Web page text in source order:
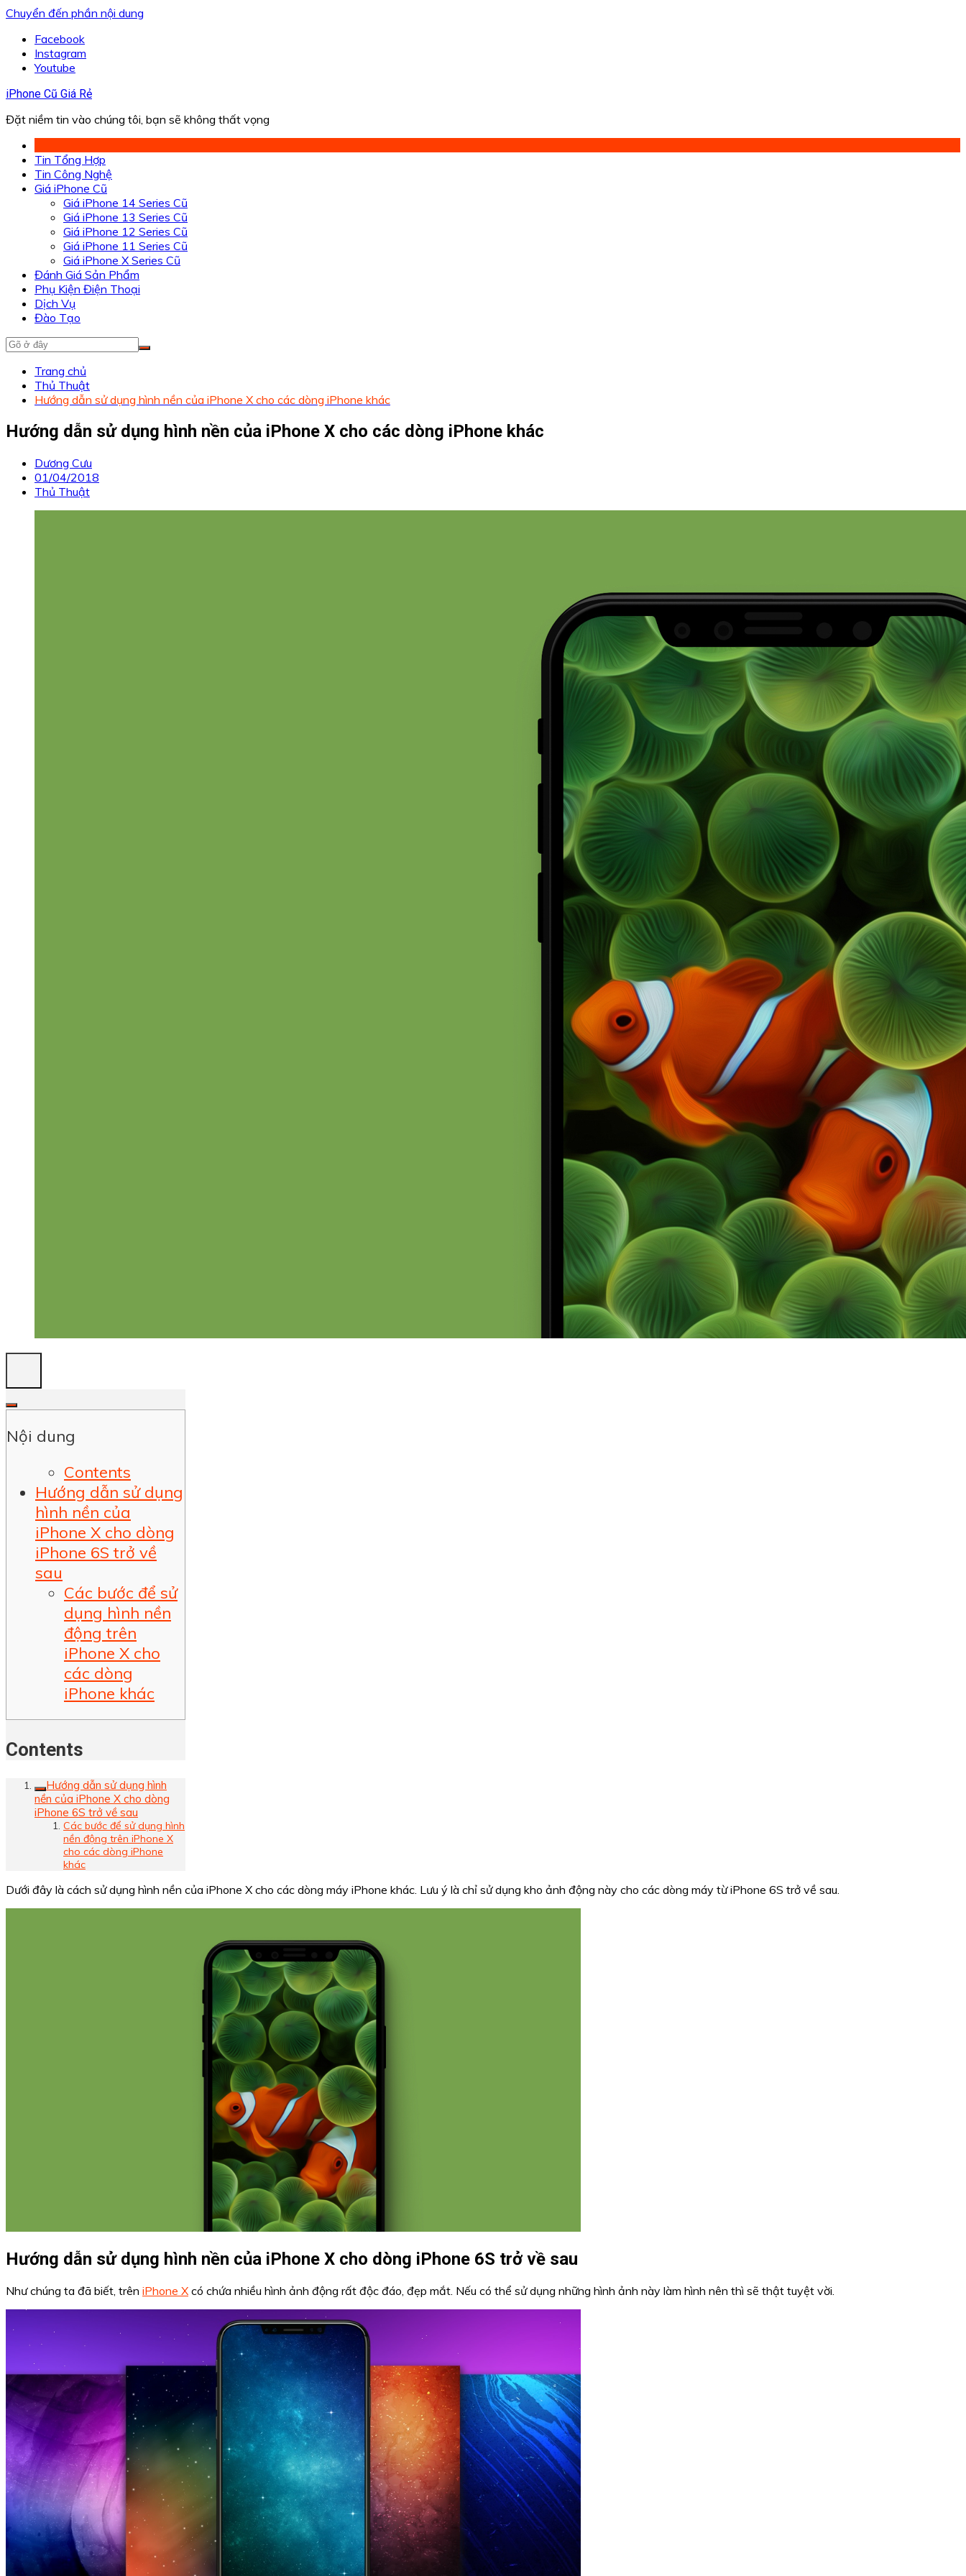
Chuyển đến phần nội dung
Facebook
Instagram
Youtube
iPhone Cũ Giá Rẻ
Đặt niềm tin vào chúng tôi, bạn sẽ không thất vọng
Tin Tổng Hợp
Tin Công Nghệ
Giá iPhone Cũ
Giá iPhone 14 Series Cũ
Giá iPhone 13 Series Cũ
Giá iPhone 12 Series Cũ
Giá iPhone 11 Series Cũ
Giá iPhone X Series Cũ
Đánh Giá Sản Phẩm
Phụ Kiện Điện Thoại
Dịch Vụ
Đào Tạo
Trang chủ
Thủ Thuật
Hướng dẫn sử dụng hình nền của iPhone X cho các dòng iPhone khác
Hướng dẫn sử dụng hình nền của iPhone X cho các dòng iPhone khác
Dương Cưu
01/04/2018
Thủ Thuật
Nội dung
Contents
Hướng dẫn sử dụng
hình nền của
iPhone X cho dòng
iPhone 6S trở về
sau
Các bước để sử
dụng hình nền
động trên
iPhone X cho
các dòng
iPhone khác
Contents
Hướng dẫn sử dụng hình
nền của iPhone X cho dòng
iPhone 6S trở về sau
Các bước để sử dụng hình
nền động trên iPhone X
cho các dòng iPhone
khác
Dưới đây là cách sử dụng hình nền của iPhone X cho các dòng máy iPhone khác. Lưu ý là chỉ sử dụng kho ảnh động này cho các dòng máy từ iPhone 6S trở về sau.
Hướng dẫn sử dụng hình nền của iPhone X cho dòng iPhone 6S trở về sau
Như chúng ta đã biết, trên iPhone X có chứa nhiều hình ảnh động rất độc đáo, đẹp mắt. Nếu có thể sử dụng những hình ảnh này làm hình nên thì sẽ thật tuyệt vời.